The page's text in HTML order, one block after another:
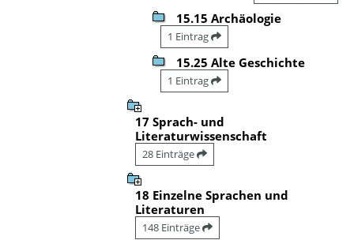
15.15 Archäologie
1 Eintrag
15.25 Alte Geschichte
1 Eintrag
17 Sprach- und
Literaturwissenschaft
28 Einträge
18 Einzelne Sprachen und
Literaturen
148 Einträge